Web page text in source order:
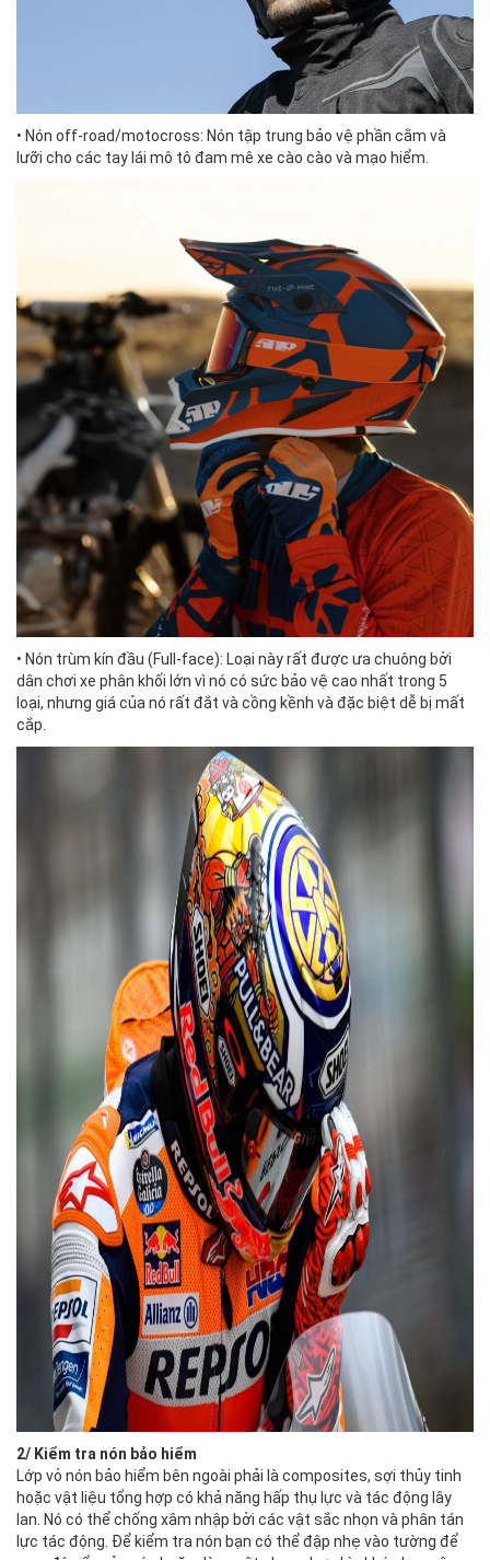
• Nón off-road/motocross: Nón tập trung bảo vệ phần cằm và
lưỡi cho các tay lái mô tô đam mê xe cào cào và mạo hiểm.
• Nón trùm kín đầu (Full-face): Loại này rất được ưa chuông bởi
dân chơi xe phân khối lớn vì nó có sức bảo vệ cao nhất trong 5
loại, nhưng giá của nó rất đắt và cồng kềnh và đặc biệt dễ bị mất
cắp.
2/ Kiểm tra nón bảo hiểm
Lớp vỏ nón bảo hiểm bên ngoài phải là composites, sợi thủy tinh
hoặc vật liệu tổng hợp có khả năng hấp thụ lực và tác động lây
lan. Nó có thể chống xâm nhập bởi các vật sắc nhọn và phân tán
lực tác động. Để kiểm tra nón bạn có thể đập nhẹ vào tường để